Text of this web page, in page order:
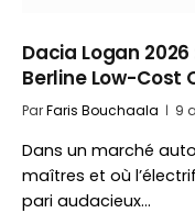
Dacia Logan
Berline Low-Cost
ParFaris Bouchaala 9
Dans un marché
maîtres et où
pari audacieux…